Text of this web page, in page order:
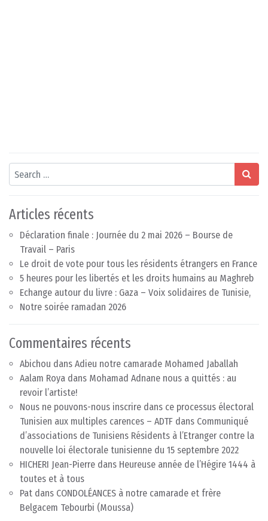
Search
Articles récents
Déclaration finale : Journée du 2 mai 2026 – Bourse de
Travail – Paris
Le droit de vote pour tous les résidents étrangers en France
5 heures pour les libertés et les droits humains au Maghreb
Echange autour du livre : Gaza – Voix solidaires de Tunisie,
Notre soirée ramadan 2026
Commentaires récents
Abichou dans Adieu notre camarade Mohamed Jaballah
Aalam Roya dans Mohamad Adnane nous a quittés : au
revoir l’artiste!
Nous ne pouvons-nous inscrire dans ce processus électoral
Tunisien aux multiples carences – ADTF dans Communiqué
d’associations de Tunisiens Résidents à l’Etranger contre la
nouvelle loi électorale tunisienne du 15 septembre 2022
HICHERI Jean-Pierre dans Heureuse année de l’Hégire 1444 à
toutes et à tous
Pat dans CONDOLÉANCES à notre camarade et frère
Belgacem Tebourbi (Moussa)